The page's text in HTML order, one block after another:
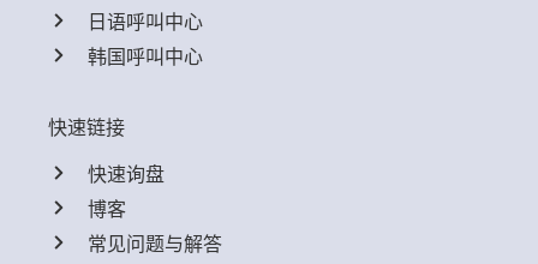
日语呼叫中心
韩国呼叫中心
快速链接
快速询盘
博客
常见问题与解答